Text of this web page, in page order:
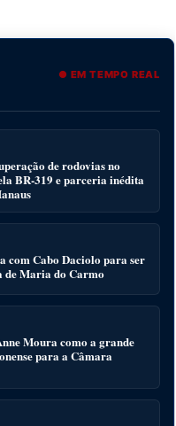
● EM TEMPO REAL
de rodovias no
BR-319 e parceria inédita
com Cabo Daciolo para ser
de Maria do Carmo
Moura como a grande
para a Câmara